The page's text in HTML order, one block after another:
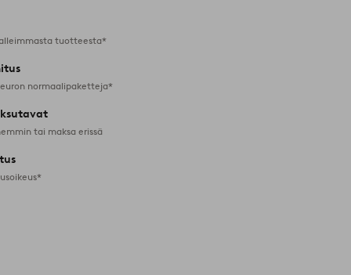
tuotteesta*
normaalipaketteja*
tai maksa erissä